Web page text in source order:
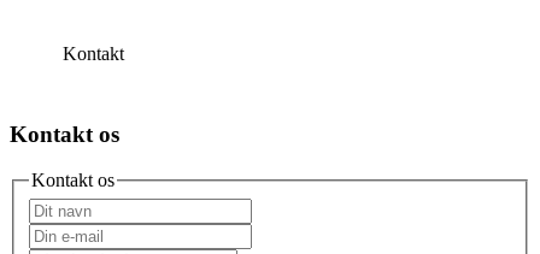
Kontakt
Kontakt os
Kontakt os